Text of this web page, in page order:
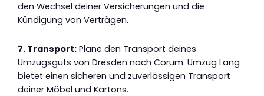
den Wechsel deiner Versicherungen und die
Kündigung von Verträgen.
7. Transport: Plane den Transport deines
Umzugsguts von Dresden nach Corum. Umzug Lang
bietet einen sicheren und zuverlässigen Transport
deiner Möbel und Kartons.